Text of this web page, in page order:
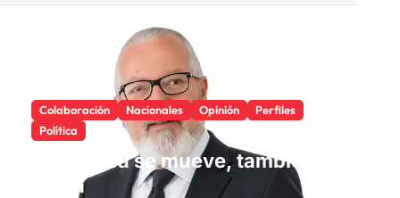
Colaboración Nacionales Opinión
Perfiles
Política
La política se mueve, también
habla